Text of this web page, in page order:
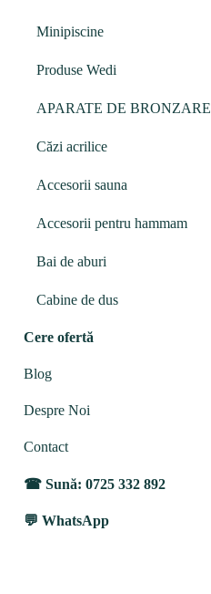
Minipiscine
Produse Wedi
APARATE DE BRONZARE
Căzi acrilice
Accesorii sauna
Accesorii pentru hammam
Bai de aburi
Cabine de dus
Cere ofertă
Blog
Despre Noi
Contact
Sună: 0725 332 892
WhatsApp